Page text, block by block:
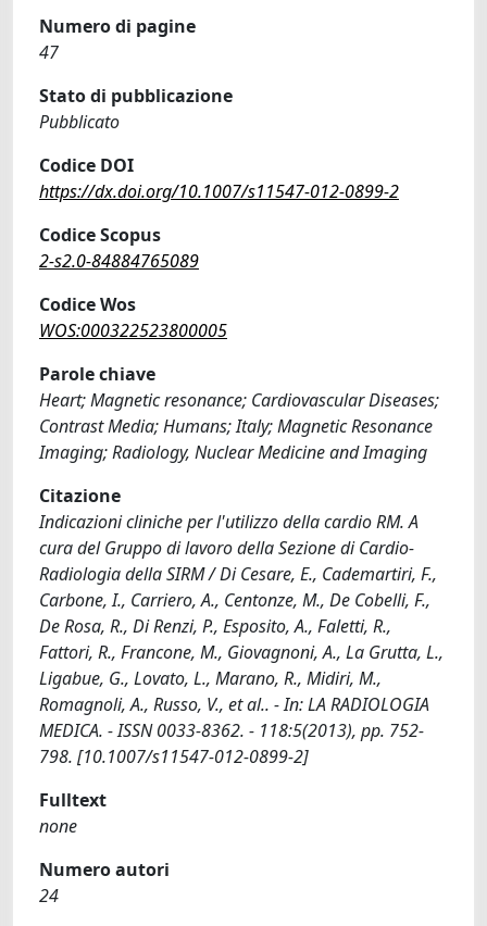
Numero di pagine
47
Stato di pubblicazione
Pubblicato
Codice DOI
https://dx.doi.org/10.1007/s11547-012-0899-2
Codice Scopus
2-s2.0-84884765089
Codice Wos
WOS:000322523800005
Parole chiave
Heart; Magnetic resonance; Cardiovascular Diseases;
Contrast Media; Humans; Italy; Magnetic Resonance
Imaging; Radiology, Nuclear Medicine and Imaging
Citazione
Indicazioni cliniche per l'utilizzo della cardio RM. A
cura del Gruppo di lavoro della Sezione di Cardio-
Radiologia della SIRM / Di Cesare, E., Cademartiri, F.,
Carbone, I., Carriero, A., Centonze, M., De Cobelli, F.,
De Rosa, R., Di Renzi, P., Esposito, A., Faletti, R.,
Fattori, R., Francone, M., Giovagnoni, A., La Grutta, L.,
Ligabue, G., Lovato, L., Marano, R., Midiri, M.,
Romagnoli, A., Russo, V., et al.. - In: LA RADIOLOGIA
MEDICA. - ISSN 0033-8362. - 118:5(2013), pp. 752-
798. [10.1007/s11547-012-0899-2]
Fulltext
none
Numero autori
24